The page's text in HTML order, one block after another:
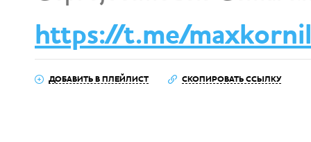
https://t.me/
ДОБАВИТЬ В ПЛЕЙЛИСТ СКОПИРОВАТЬ ССЫЛКУ